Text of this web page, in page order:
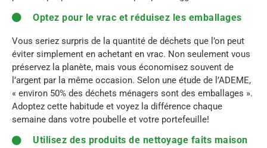
Optez pour le vrac et réduisez les emballages
Vous seriez surpris de la quantité de déchets que l’on peut
éviter simplement en achetant en vrac. Non seulement vous
préservez la planète, mais vous économisez souvent de
l’argent par la même occasion. Selon une étude de l’ADEME,
« environ 50% des déchets ménagers sont des emballages ».
Adoptez cette habitude et voyez la différence chaque
semaine dans votre poubelle et votre portefeuille!
Utilisez des produits de nettoyage faits maison